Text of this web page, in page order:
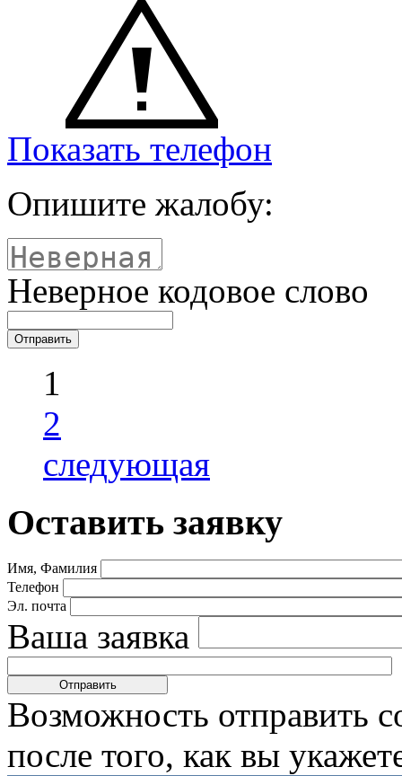
Показать телефон
Опишите жалобу:
Неверное кодовое слово
1
2
следующая
Оставить заявку
Имя, Фамилия
Телефон
Эл. почта
Ваша заявка
Возможность отправить
после того, как вы